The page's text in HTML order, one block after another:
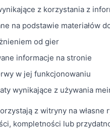
z korzystania z
na podstawie materiałów
od gier
informacje na stronie
w jej funkcjonowaniu
wynikające z używania
z witryny na własne
kompletności lub